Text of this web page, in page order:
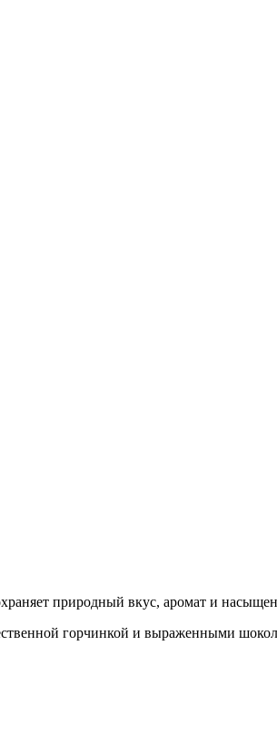
природный вкус, аромат и
горчинкой и выраженными